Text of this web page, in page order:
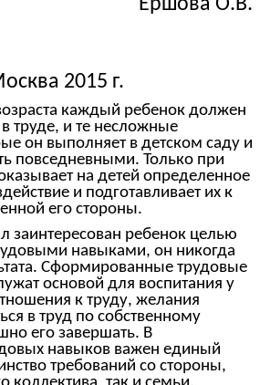
Ершова О.В.
2015 г.
каждый ребенок должен
труде, и те несложные
он выполняет в детском саду и
повседневными. Только при
на детей определенное
и подготавливает их к
его стороны.
ребенок целью
навыками, он никогда
Сформированные трудовые
основой для воспитания у
к труду, желания
в труд по собственному
его завершать. В
навыков важен единый
требований со стороны,